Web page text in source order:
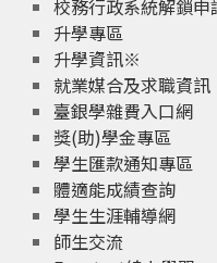
校務行政系統解鎖申
升學專區
升學資訊※
就業媒合及求職資訊
臺銀學雜費入口網
獎(助)學金專區
學生匯款通知專區
體適能成績查詢
學生生涯輔導網
師生交流